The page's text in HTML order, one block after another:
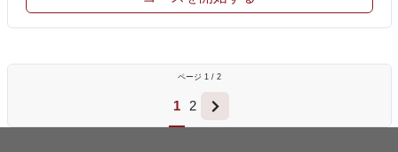
ページ 1 / 2
1 2
Next